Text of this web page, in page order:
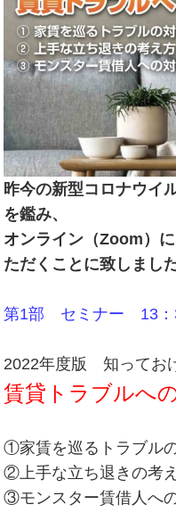
昨今の新型コロナウイ
を鑑み、
オンライン（Zoom）
ただくことに致しました
第1部 セミナー 13：
2022年度版 知ってお
賃貸トラブルへ
①家賃を巡るトラブル
②上手な立ち退きの考
③モンスター賃借人へ